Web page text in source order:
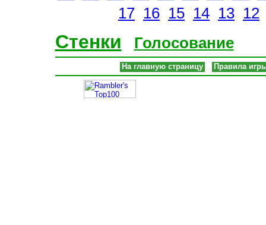
17 16 15 14 13 12
Стенки Голосование
На главную страницу Правила